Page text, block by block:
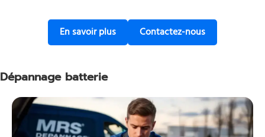
En savoir plusEn savoir plus sur notre service de
Contactez-nousContactez-
Dépannage batterie